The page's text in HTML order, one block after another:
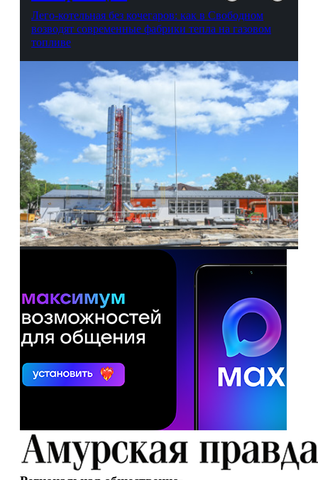
Лего-котельная без кочегаров: как в Свободном
возводят современные фабрики тепла на газовом
топливе